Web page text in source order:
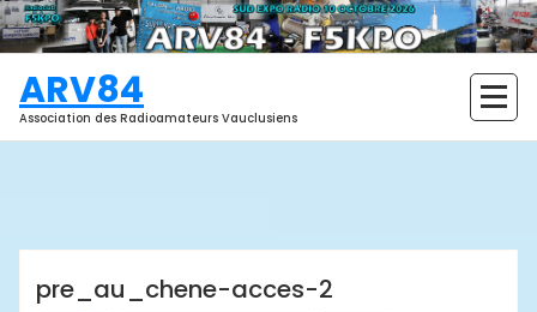
Aller
au
contenu
ARV84
Association des Radioamateurs Vauclusiens
pre_au_chene-acces-2